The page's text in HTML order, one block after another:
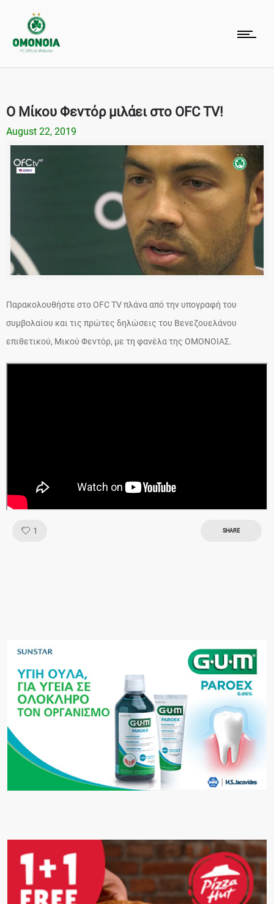
Ο Μίκου Φεντόρ μιλάει στο OFC TV!
August 22, 2019
Παρακολουθήστε στο OFC TV πλάνα από την υπογραφή του
συμβολαίου και τις πρώτες δηλώσεις του Βενεζουελάνου
επιθετικού, Μικού Φεντόρ, με τη φανέλα της ΟΜΟΝΟΙΑΣ.
1 SHARE